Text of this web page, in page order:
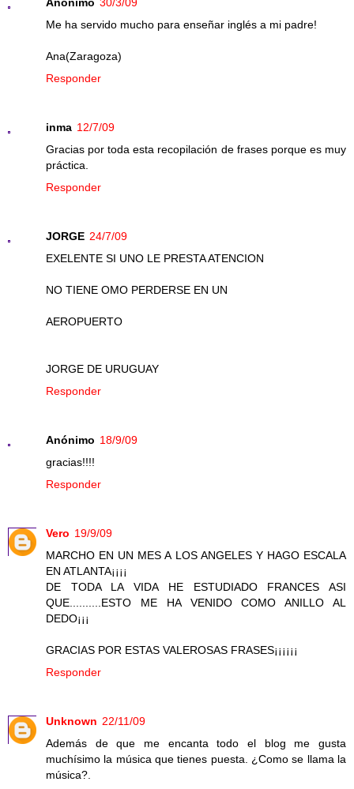
Me ha servido mucho para enseñar inglés a mi padre!
Ana(Zaragoza)
Responder
inma 12/7/09
Gracias por toda esta recopilación de frases porque es muy
práctica.
Responder
JORGE 24/7/09
EXELENTE SI UNO LE PRESTA ATENCION
NO TIENE OMO PERDERSE EN UN
AEROPUERTO
JORGE DE URUGUAY
Responder
Anónimo 18/9/09
gracias!!!!
Responder
Vero 19/9/09
MARCHO EN UN MES A LOS ANGELES Y HAGO ESCALA
EN ATLANTA¡¡¡¡
DE TODA LA VIDA HE ESTUDIADO FRANCES ASI
QUE..........ESTO ME HA VENIDO COMO ANILLO AL
DEDO¡¡¡
GRACIAS POR ESTAS VALEROSAS FRASES¡¡¡¡¡¡
Responder
Unknown 22/11/09
Además de que me encanta todo el blog me gusta
muchísimo la música que tienes puesta. ¿Como se llama la
música?.